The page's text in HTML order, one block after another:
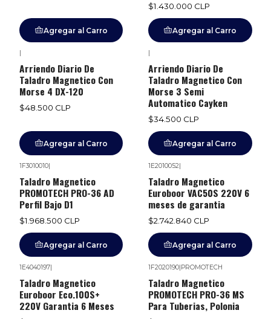
Agregar al Carro
$1.430.000 CLP
Agregar al Carro
Arriendo Diario De
Taladro Magnetico Con
Morse 4 DX-120
$48.500 CLP
Agregar al Carro
Arriendo Diario De
Taladro Magnetico Con
Morse 3 Semi
Automatico Cayken
$34.500 CLP
Agregar al Carro
1F3010010|
Taladro Magnetico
PROMOTECH PRO-36 AD
Perfil Bajo D1
$1.968.500 CLP
Agregar al Carro
1E2010052
Taladro Magnetico
Euroboor VAC50S 220V 6
meses de garantia
$2.742.840 CLP
Agregar al Carro
1E4040197|
Taladro Magnetico
Euroboor Eco.100S+
220V Garantia 6 Meses
1F2020190 PROMOTECH
Taladro Magnetico
PROMOTECH PRO-36 MS
Para Tuberias, Polonia